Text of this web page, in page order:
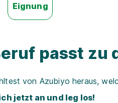
Eignung
passt zu
von Azubiyo heraus,
jetzt an und leg los!